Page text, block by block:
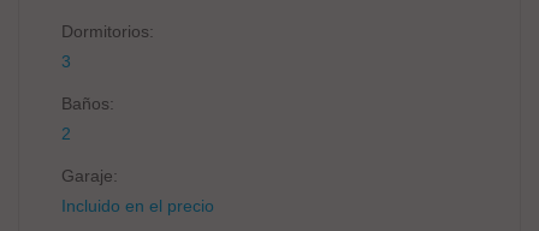
Dormitorios:
3
Baños:
2
Garaje:
Incluido en el precio